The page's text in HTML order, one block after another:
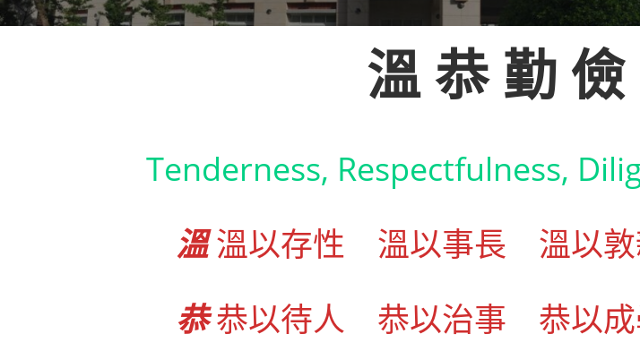
溫 恭 勤 儉
Tenderness, Respectfulness,
溫溫以存性 溫以事長 溫以
恭恭以待人 恭以治事 恭以